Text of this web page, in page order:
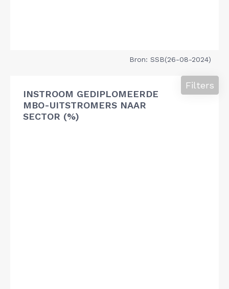
Bron: SSB(26-08-2024)
INSTROOM GEDIPLOMEERDE
MBO-UITSTROMERS NAAR
SECTOR (%)
Filters